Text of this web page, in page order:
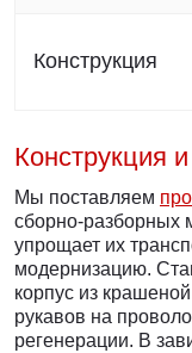
Конструкция
Конструкция
Мы поставляем
сборно-разборных
упрощает их
модернизацию.
корпус из
рукавов на
регенерации. В